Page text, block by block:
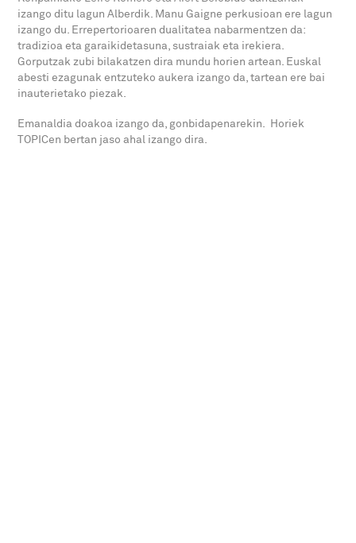
izango ditu lagun Alberdik. Manu Gaigne perkusioan ere lagun
izango du. Errepertorioaren dualitatea nabarmentzen da:
tradizioa eta garaikidetasuna, sustraiak eta irekiera.
Gorputzak zubi bilakatzen dira mundu horien artean. Euskal
abesti ezagunak entzuteko aukera izango da, tartean ere bai
inauterietako piezak.
Emanaldia doakoa izango da, gonbidapenarekin. Horiek
TOPICen bertan jaso ahal izango dira.